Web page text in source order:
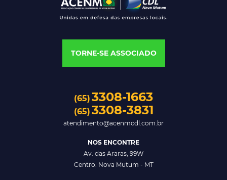
TORNE-SE ASSOCIADO
(65) 3308-1663
(65) 3308-3831
atendimento@acenmcdl.com.br
NOS ENCONTRE
Av. das Araras, 99W
Centro. Nova Mutum - MT